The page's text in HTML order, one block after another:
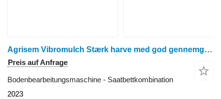
Agrisem Vibromulch Stærk harve med god gennemgang og kraftig pakkevalse
Preis auf Anfrage
Bodenbearbeitungsmaschine - Saatbettkombination
2023